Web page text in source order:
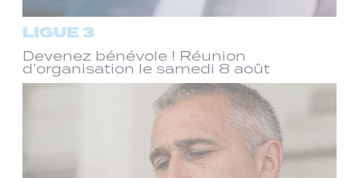
LIGUE 3
Devenez bénévole ! Réunion
d’organisation le samedi 8 août